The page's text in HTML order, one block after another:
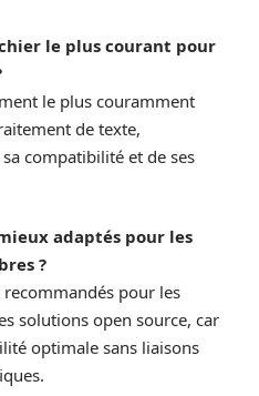
le plus courant pour
le plus couramment
de texte,
compatibilité et de ses
adaptés pour les
?
pour les
solutions open source, car
optimale sans liaisons